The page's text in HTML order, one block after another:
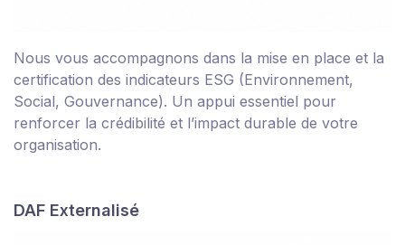
Nous vous accompagnons dans la mise en place et la
certification des indicateurs ESG (Environnement,
Social, Gouvernance). Un appui essentiel pour
renforcer la crédibilité et l’impact durable de votre
organisation.
DAF Externalisé